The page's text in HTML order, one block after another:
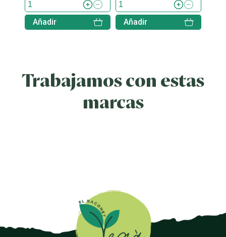
Añadir Añadir
Trabajamos con estas
marcas